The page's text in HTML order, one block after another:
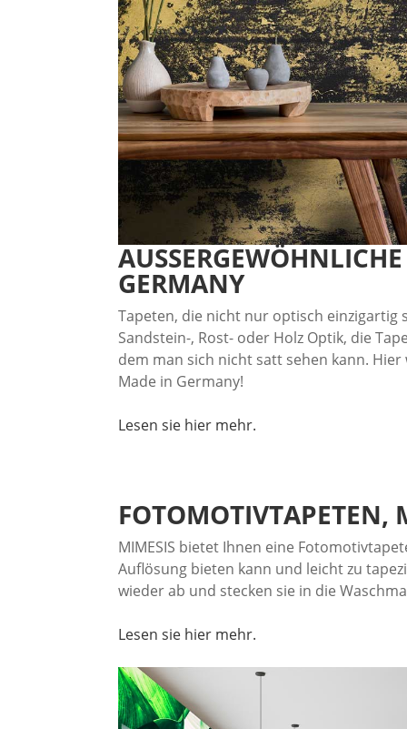
AUSSERGEWÖHNLICHE
GERMANY
Tapeten, die nicht nur optisch einzigartig
Sandstein-, Rost- oder Holz Optik, die
dem man sich nicht satt sehen kann.
Made in Germany!
Lesen sie hier mehr.
FOTOMOTIVTAPETEN,
MIMESIS bietet Ihnen eine
Auflösung bieten kann und leicht zu
wieder ab und stecken sie in die
Lesen sie hier mehr.